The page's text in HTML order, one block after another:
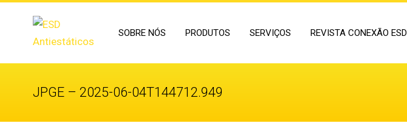
SOBRE NÓS PRODUTOS SERVIÇOS REVISTA CONEXÃO ESD
JPGE – 2025-06-04T144712.949